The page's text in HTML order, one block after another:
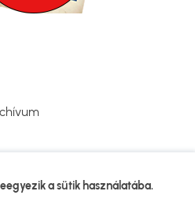
a sütik használatába.